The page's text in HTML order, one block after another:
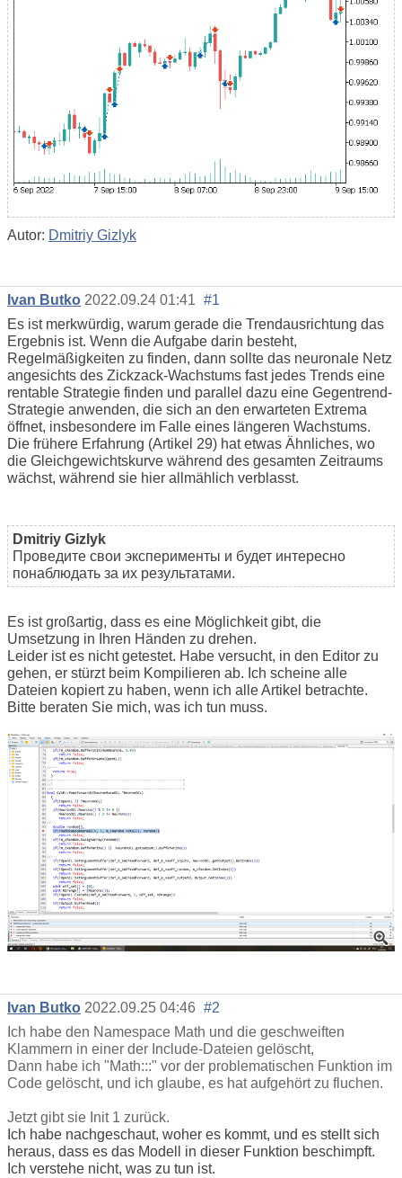
Autor: Dmitriy Gizlyk
Ivan Butko 2022.09.24 01:41 #1
Es ist merkwürdig, warum gerade die Trendausrichtung das
Ergebnis ist. Wenn die Aufgabe darin besteht,
Regelmäßigkeiten zu finden, dann sollte das neuronale Netz
angesichts des Zickzack-Wachstums fast jedes Trends eine
rentable Strategie finden und parallel dazu eine Gegentrend-
Strategie anwenden, die sich an den erwarteten Extrema
öffnet, insbesondere im Falle eines längeren Wachstums.
Die frühere Erfahrung (Artikel 29) hat etwas Ähnliches, wo
die Gleichgewichtskurve während des gesamten Zeitraums
wächst, während sie hier allmählich verblasst.
Dmitriy Gizlyk
Проведите свои эксперименты и будет интересно
понаблюдать за их результатами.
Es ist großartig, dass es eine Möglichkeit gibt, die
Umsetzung in Ihren Händen zu drehen.
Leider ist es nicht getestet. Habe versucht, in den Editor zu
gehen, er stürzt beim Kompilieren ab. Ich scheine alle
Dateien kopiert zu haben, wenn ich alle Artikel betrachte.
Bitte beraten Sie mich, was ich tun muss.
Ivan Butko 2022.09.25 04:46 #2
Ich habe den Namespace Math und die geschweiften
Klammern in einer der Include-Dateien gelöscht,
Dann habe ich "Math:::" vor der problematischen Funktion im
Code gelöscht, und ich glaube, es hat aufgehört zu fluchen.
Jetzt gibt sie Init 1 zurück.
Ich habe nachgeschaut, woher es kommt, und es stellt sich
heraus, dass es das Modell in dieser Funktion beschimpft.
Ich verstehe nicht, was zu tun ist.